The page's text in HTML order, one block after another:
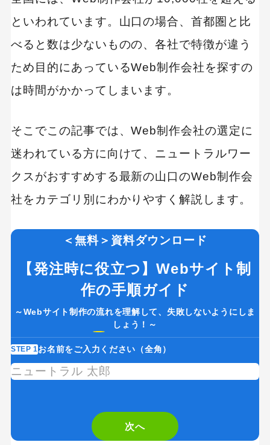
といわれています。山口の場合、首都圏と比
べると数は少ないものの、各社で特徴が違う
ため目的にあっているWeb制作会社を探すの
は時間がかかってしまいます。
そこでこの記事では、Web制作会社の選定に
迷われている方に向けて、ニュートラルワー
クスがおすすめする最新の山口のWeb制作会
社をカテゴリ別にわかりやすく解説します。
＜無料＞資料ダウンロード
【発注時に役立つ】Webサイト制
作の手順ガイド
～Webサイト制作の流れを理解して、失敗しないようにしま
しょう！～
STEP 1お名前をご入力ください（全角）
are
a
次へ